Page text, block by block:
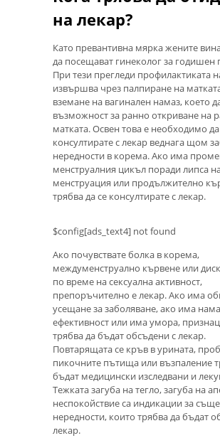
на лекар?
Като превантивна мярка жените
да посещават гинеколог за годишен
При тези прегледи профилактиката
извършва чрез палпиране на
вземане на вагинален намаз, което
възможност за ранно откриване на
матката. Освен това е необходимо
консултирате с лекар веднага щом
нередности в корема. Ако има
менструалния цикъл поради липса
менструация или продължително
трябва да се консултирате с лекар.
$config[ads_text4] not found
Ако почувствате болка в корема,
междуменструално кървене или
по време на сексуална активност,
препоръчително е лекар. Ако има
усещане за заболяване, ако има
ефективност или има умора,
трябва да бъдат обсъдени с лекар.
Повтарящата се кръв в урината,
пикочните пътища или възпаление
бъдат медицински изследвани и
Тежката загуба на тегло, загуба на
неспокойствие са индикации за
нередности, които трябва да бъдат
лекар.